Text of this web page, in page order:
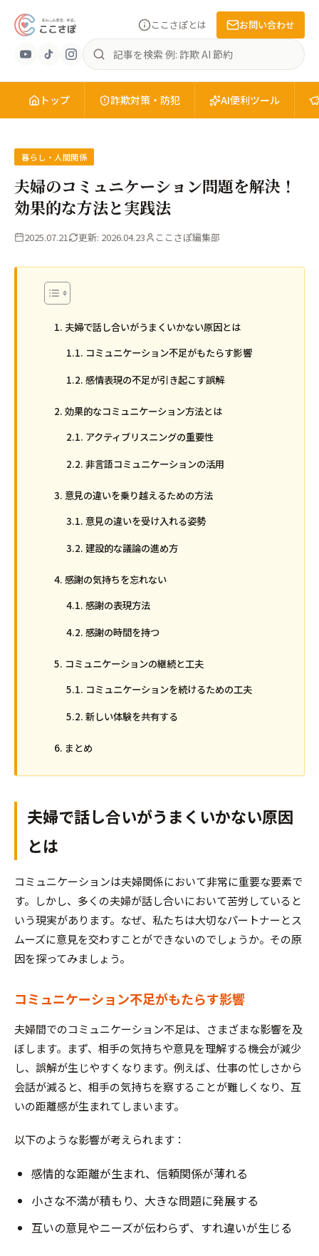
あ
ん
ん
全
知
る。
こ
こ
さ
ぽ
記
事
を
索
ここさぽとは お問い合わせ
トップ 詐欺対策・防犯 AI便利ツール
暮らし・人間関係
夫婦のコミュニケーション問題を解決！
効果的な方法と実践法
2025.07.21 更新: 2026.04.23 ここさぽ編集部
夫婦で話し合いがうまくいかない原因とは
コミュニケーション不足がもたらす影響
感情表現の不足が引き起こす誤解
効果的なコミュニケーション方法とは
アクティブリスニングの重要性
非言語コミュニケーションの活用
意見の違いを乗り越えるための方法
意見の違いを受け入れる姿勢
建設的な議論の進め方
感謝の気持ちを忘れない
感謝の表現方法
感謝の時間を持つ
コミュニケーションの継続と工夫
コミュニケーションを続けるための工夫
新しい体験を共有する
まとめ
夫婦で話し合いがうまくいかない原因
とは
コミュニケーションは夫婦関係において非常に重要な要素で
す。しかし、多くの夫婦が話し合いにおいて苦労していると
いう現実があります。なぜ、私たちは大切なパートナーとス
ムーズに意見を交わすことができないのでしょうか。その原
因を探ってみましょう。
コミュニケーション不足がもたらす影響
夫婦間でのコミュニケーション不足は、さまざまな影響を及
ぼします。まず、相手の気持ちや意見を理解する機会が減少
し、誤解が生じやすくなります。例えば、仕事の忙しさから
会話が減ると、相手の気持ちを察することが難しくなり、互
いの距離感が生まれてしまいます。
以下のような影響が考えられます：
感情的な距離が生まれ、信頼関係が薄れる
小さな不満が積もり、大きな問題に発展する
互いの意見やニーズが伝わらず、すれ違いが生じる